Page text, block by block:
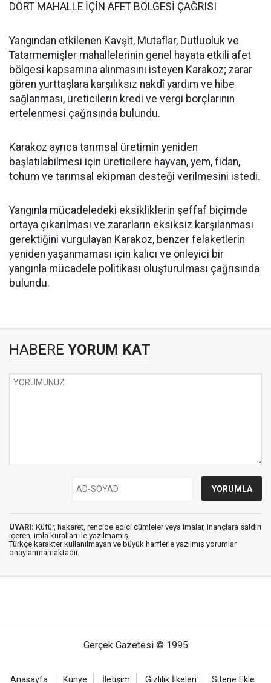
DÖRT MAHALLE İÇİN AFET BÖLGESİ ÇAĞRISI
Yangından etkilenen Kavşit, Mutaflar, Dutluoluk ve
Tatarmemişler mahallelerinin genel hayata etkili afet
bölgesi kapsamına alınmasını isteyen Karakoz; zarar
gören yurttaşlara karşılıksız nakdî yardım ve hibe
sağlanması, üreticilerin kredi ve vergi borçlarının
ertelenmesi çağrısında bulundu.
Karakoz ayrıca tarımsal üretimin yeniden
başlatılabilmesi için üreticilere hayvan, yem, fidan,
tohum ve tarımsal ekipman desteği verilmesini istedi.
Yangınla mücadeledeki eksikliklerin şeffaf biçimde
ortaya çıkarılması ve zararların eksiksiz karşılanması
gerektiğini vurgulayan Karakoz, benzer felaketlerin
yeniden yaşanmaması için kalıcı ve önleyici bir
yangınla mücadele politikası oluşturulması çağrısında
bulundu.
HABERE YORUM KAT
UYARI: Küfür, hakaret, rencide edici cümleler veya imalar, inançlara saldırı
içeren, imla kuralları ile yazılmamış,
Türkçe karakter kullanılmayan ve büyük harflerle yazılmış yorumlar
onaylanmamaktadır.
Gerçek Gazetesi © 1995
Anasayfa Künye İletişim Gizlilik İlkeleri Sitene Ekle